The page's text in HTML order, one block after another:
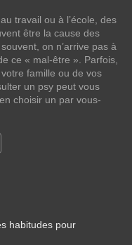
travail ou à l’école, des
être la cause des
on n’arrive pas à
ce « mal-être ». Parfois,
famille ou de vos
un psy peut vous
choisir un par vous-
habitudes pour